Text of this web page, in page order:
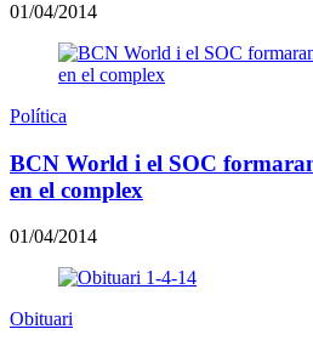
01/04/2014
Política
BCN World i el SOC
en el complex
01/04/2014
Obituari